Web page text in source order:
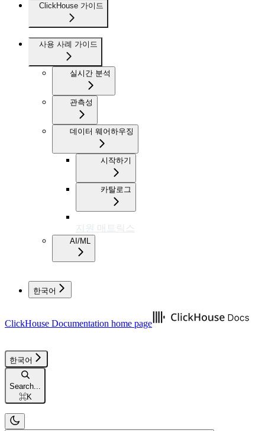
ClickHouse 가이드
사용 사례 가이드
실시간 분석
관측성
데이터 웨어하우징
시작하기
카탈로그
지원 매트릭스
AI/ML
한국어
ClickHouse Documentation home page
한국어
Search...
⌘K